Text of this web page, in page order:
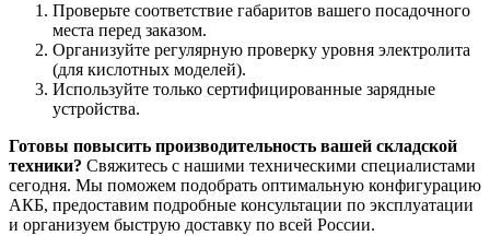
Проверьте соответствие габаритов вашего посадочного
места перед заказом.
Организуйте регулярную проверку уровня электролита
(для кислотных моделей).
Используйте только сертифицированные зарядные
устройства.
Готовы повысить производительность вашей складской
техники? Свяжитесь с нашими техническими специалистами
сегодня. Мы поможем подобрать оптимальную конфигурацию
АКБ, предоставим подробные консультации по эксплуатации
и организуем быструю доставку по всей России.